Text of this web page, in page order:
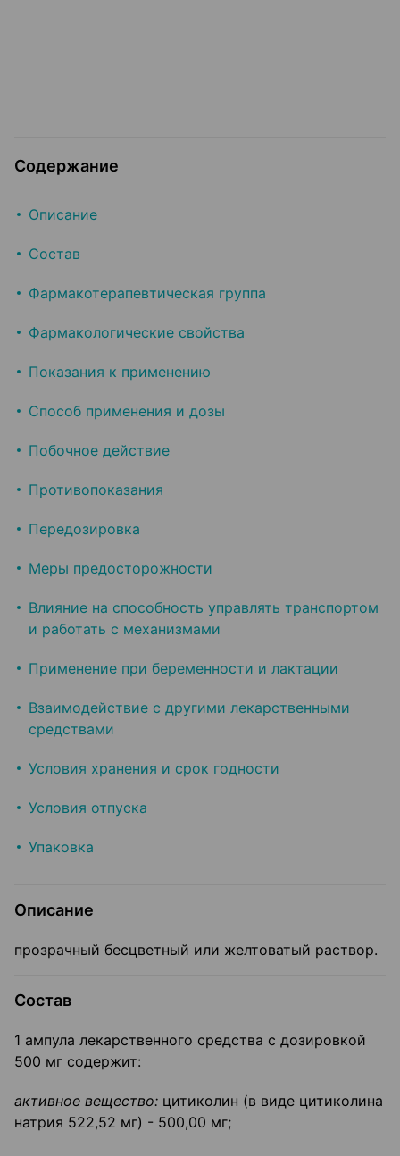
Содержание
Описание
Состав
Фармакотерапевтическая группа
Фармакологические свойства
Показания к применению
Способ применения и дозы
Побочное действие
Противопоказания
Передозировка
Меры предосторожности
Влияние на способность управлять транспортом
и работать с механизмами
Применение при беременности и лактации
Взаимодействие с другими лекарственными
средствами
Условия хранения и срок годности
Условия отпуска
Упаковка
Описание
прозрачный бесцветный или желтоватый раствор.
Состав
1 ампула лекарственного средства с дозировкой
500 мг содержит:
активное вещество: цитиколин (в виде цитиколина
натрия 522,52 мг) - 500,00 мг;